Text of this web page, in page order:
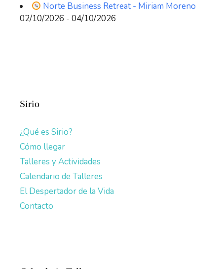
Norte Business Retreat - Miriam Moreno
02/10/2026 - 04/10/2026
Sirio
¿Qué es Sirio?
Cómo llegar
Talleres y Actividades
Calendario de Talleres
El Despertador de la Vida
Contacto